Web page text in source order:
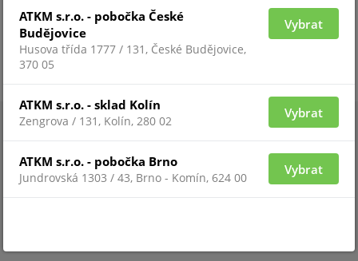
systémy JABLOTRON
ATKM s.r.o. - pobočka České
Budějovice
Husova třída 1777 / 131, České Budějovice,
370 05
Vybrat
ATKM s.r.o. - sklad Kolín
Zengrova / 131, Kolín, 280 02
Vybrat
ATKM s.r.o. - pobočka Brno
Jundrovská 1303 / 43, Brno - Komín, 624 00
Vybrat